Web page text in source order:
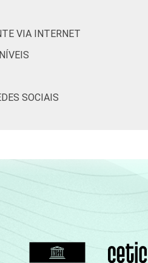
da Informação (Cetic.br),
VIA INTERNET
SOCIAIS